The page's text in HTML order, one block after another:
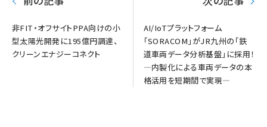
非FIT・オフサイトPPA向けの小
型太陽光開発に195億円調達、
クリーンエナジーコネクト
AI/IoTプラットフォーム
「SORACOM」がJR九州の「鉄
道車両データ分析基盤」に採用！
―内製化による車両データの本
格活用を短期間で実現―